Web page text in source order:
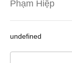
Phạm Hiệp
undefined